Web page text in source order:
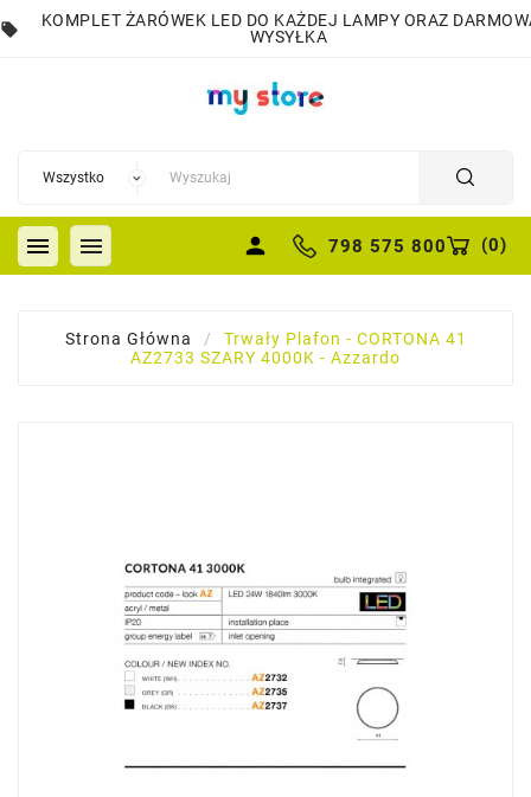
local_offer
KOMPLET ŻARÓWEK LED DO KAŻDEJ LAMPY ORAZ
WYSYŁKA
  person 798 575 800 (0)
Strona Główna
Trwały Plafon - CORTONA 41
AZ2733 SZARY 4000K - Azzardo